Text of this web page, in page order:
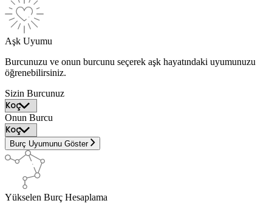
Aşk Uyumu
Burcunuzu ve onun burcunu seçerek aşk hayatındaki uyumunuzu
öğrenebilirsiniz.
Sizin Burcunuz
Onun Burcu
Burç Uyumunu Göster
Yükselen Burç Hesaplama